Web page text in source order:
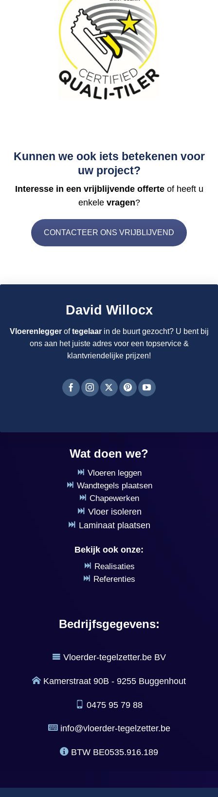
Kunnen we ook iets betekenen voor
uw project?
Interesse in een vrijblijvende offerte of heeft u
enkelevragen?
CONTACTEER ONS VRIJBLIJVEND
David Willocx
Vloerenleggeroftegelaarin de buurt gezocht? U bent bij
ons aan het juiste adres voor een topservice &
klantvriendelijke prijzen!
Wat doen we?
Vloeren leggen
Wandtegels plaatsen
Chapewerken
Vloer isoleren
Laminaat plaatsen
Bekijk ook onze:
Realisaties
Referenties
Bedrijfsgegevens:
Vloerder-tegelzetter.be BV
Kamerstraat 90B - 9255 Buggenhout
0475 95 79 88
info@vloerder-tegelzetter.be
BTW BE0535.916.189